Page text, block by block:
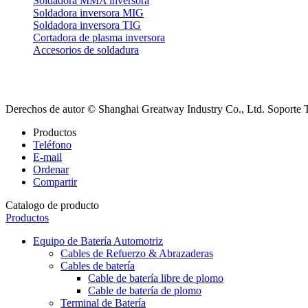
Soldadora inversora MIG
Soldadora inversora TIG
Cortadora de plasma inversora
Accesorios de soldadura
Derechos de autor © Shanghai Greatway Industry Co., Ltd. Soporte
Productos
Teléfono
E-mail
Ordenar
Compartir
Catalogo de producto
Productos
Equipo de Batería Automotriz
Cables de Refuerzo & Abrazaderas
Cables de batería
Cable de batería libre de plomo
Cable de batería de plomo
Terminal de Batería